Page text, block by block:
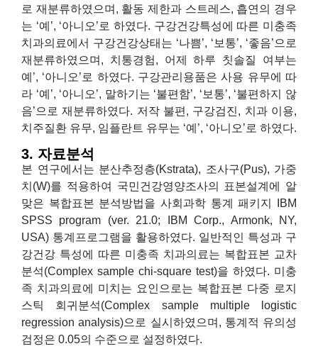
로 재분류하였으며, 활동 제한과 스트레스, 흡연의 경우
는 ‘예’, ‘아니오’로 하였다. 구강건강특성에 따른 미충족
치과의료에서 구강건강상태는 ‘나쁨’, ‘보통’, ‘좋음’으로
재분류하였으며, 치통경험, 어제 하루 칫솔질 여부는
예’, ‘아니오’로 하였다. 구강관리용품은 사용 유무에 따
라 ‘예’, ‘아니오’, 말하기는 ‘불편함’, ‘보통’, ‘불편하지 않
음’으로 재분류하였다. 저작 불편, 구강검진, 치과 이용,
치주질환 유무, 임플란트 유무는 ‘예’, ‘아니오’로 하였다.
3. 자료분석
본 연구에서는 분산추정층(Kstrata), 조사구(Pus), 가중
치(W)를 적용하여 국민건강영양조사의 표본설계에 알
맞은 복합표본 분석방법을 사회과학 통계 패키지 IBM
SPSS program (ver. 21.0; IBM Corp., Armonk, NY,
USA) 통계프로그램을 활용하였다. 일반적인 특성과 구
강건강 특성에 따른 미충족 치과의료는 복합표본 교차
분석(Complex sample chi-square test)을 하였다. 미충
족 치과의료에 미치는 요인으로는 복합표본 다중 로지
스틱 회귀분석(Complex sample multiple logistic
regression analysis)으로 실시하였으며, 통계적 유의성
검정은 0.05의 수준으로 설정하였다.